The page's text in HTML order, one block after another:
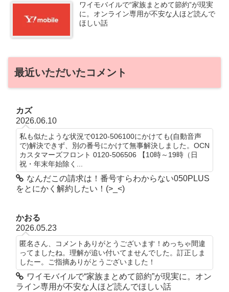
ワイモバイルで“家族まとめて節約”が現実
に。オンライン専用が不安な人ほど読んで
ほしい話
最近いただいたコメント
カズ
2026.06.10
私も似たような状況で0120-506100にかけても(自動音声
で)解決できず、別の番号にかけて無事解決しました。OCN
カスタマーズフロント 0120-506506 【10時～19時（日
祝・年末年始除く...
なんだこの請求は！番号すらわからない050PLUS
をとにかく解約したい！(>_<)
かおる
2026.05.23
匿名さん、コメントありがとうございます！めっちゃ間違
ってましたね。理解が追い付いてませんでした。訂正しま
したー。ご指摘ありがとうございました！
ワイモバイルで“家族まとめて節約”が現実に。オン
ライン専用が不安な人ほど読んでほしい話